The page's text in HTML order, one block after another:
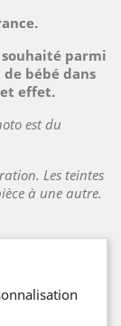
parmi
bébé dans
effet.
est du
Les teintes
à une autre.